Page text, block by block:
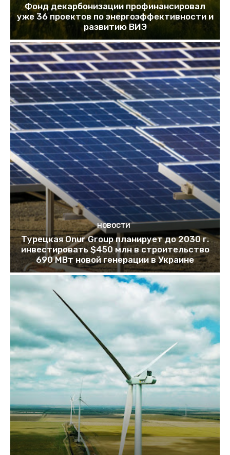
Фонд декарбонизации профинансировал
уже 36 проектов по энергоэффективности и
развитию ВИЭ
НОВОСТИ
Турецкая Onur Group планирует до 2030 г.
инвестировать $450 млн в строительство
690 МВт новой генерации в Украине